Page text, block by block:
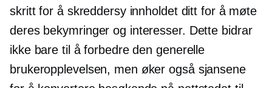
skritt for å skreddersy innholdet ditt for å møte
deres bekymringer og interesser. Dette bidrar
ikke bare til å forbedre den generelle
brukeropplevelsen, men øker også sjansene